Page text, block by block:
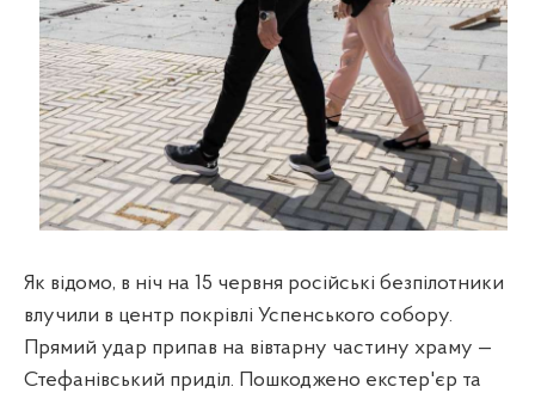
Як відомо, в ніч на 15 червня російські безпілотники
влучили в центр покрівлі Успенського собору.
Прямий удар припав на вівтарну частину храму —
Стефанівський приділ. Пошкоджено екстер'єр та